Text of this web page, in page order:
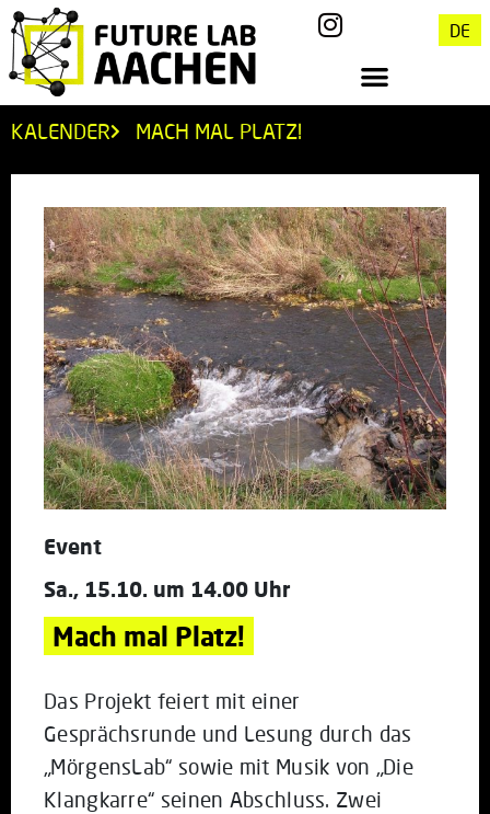
DE
KALENDER MACH MAL PLATZ!
Event
Sa., 15.10. um 14.00 Uhr
Mach mal Platz!
Das Projekt feiert mit einer
Gesprächsrunde und Lesung durch das
„MörgensLab“ sowie mit Musik von „Die
Klangkarre“ seinen Abschluss. Zwei